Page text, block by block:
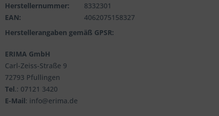
Herstellernummer:
8332301
EAN:
4062075158327
Herstellerangaben gemäß GPSR:
ERIMA GmbH
Carl-Zeiss-Straße 9
72793 Pfullingen
Tel.: 07121 3420
E-Mail: info@erima.de